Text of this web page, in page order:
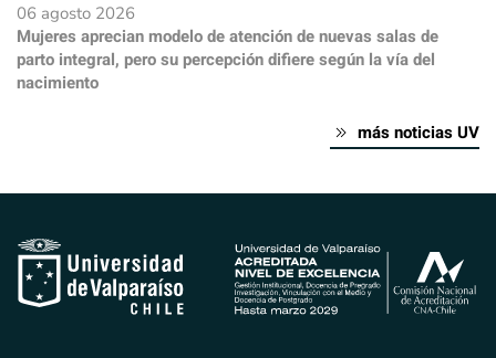
06 agosto 2026
Mujeres aprecian modelo de atención de nuevas salas de
parto integral, pero su percepción difiere según la vía del
nacimiento
más noticias UV